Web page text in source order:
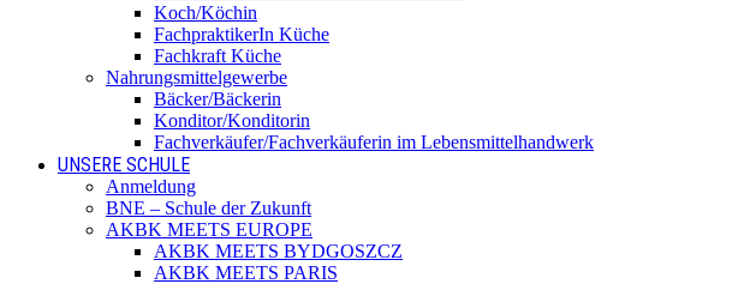
Koch/Köchin
FachpraktikerIn Küche
Fachkraft Küche
Nahrungsmittelgewerbe
Bäcker/Bäckerin
Konditor/Konditorin
Fachverkäufer/Fachverkäuferin im Lebensmittelhandwerk
UNSERE SCHULE
Anmeldung
BNE – Schule der Zukunft
AKBK MEETS EUROPE
AKBK MEETS BYDGOSZCZ
AKBK MEETS PARIS